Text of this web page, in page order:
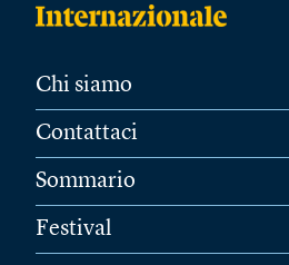
Chi siamo
Contattaci
Sommario
Festival